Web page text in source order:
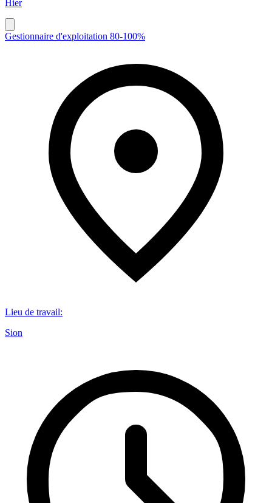
Hier
Gestionnaire d'exploitation 80-100%
Lieu de travail:
Sion